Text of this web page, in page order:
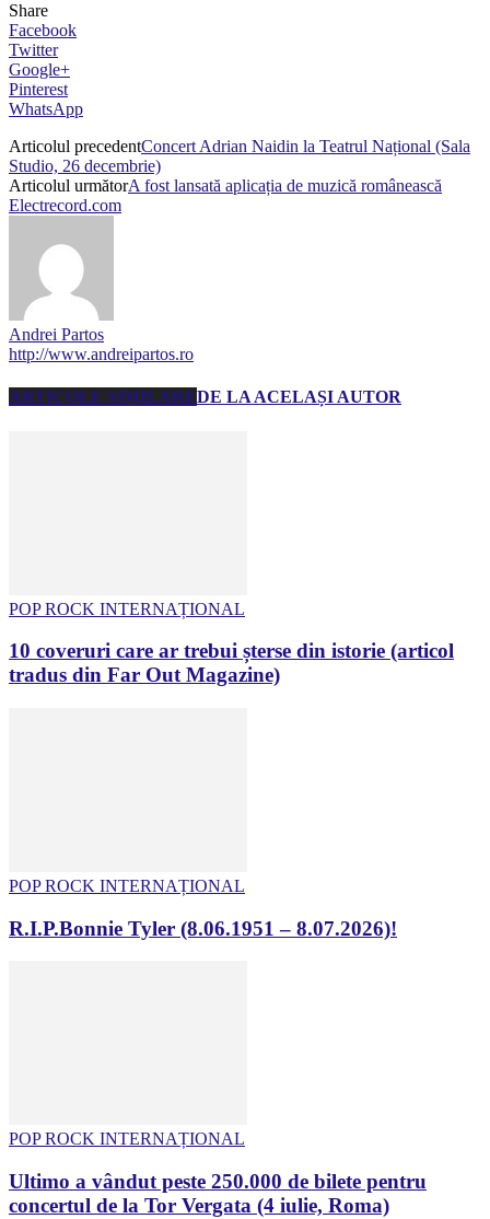
Share
Facebook
Twitter
Google+
Pinterest
WhatsApp
Articolul precedentConcert Adrian Naidin la Teatrul Național (Sala
Studio, 26 decembrie)
Articolul următorA fost lansată aplicația de muzică românească
Electrecord.com
Andrei Partos
http://www.andreipartos.ro
ARTICOLE SIMILAREDE LA ACELAȘI AUTOR
POP ROCK INTERNAȚIONAL
10 coveruri care ar trebui șterse din istorie (articol
tradus din Far Out Magazine)
POP ROCK INTERNAȚIONAL
R.I.P.Bonnie Tyler (8.06.1951 – 8.07.2026)!
POP ROCK INTERNAȚIONAL
Ultimo a vândut peste 250.000 de bilete pentru
concertul de la Tor Vergata (4 iulie, Roma)